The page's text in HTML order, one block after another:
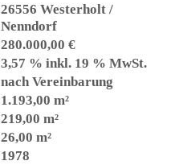
26556 Westerholt /
Nenndorf
280.000,00 €
3,57 % inkl. 19 % MwSt.
nach Vereinbarung
1.193,00 m²
219,00 m²
26,00 m²
1978